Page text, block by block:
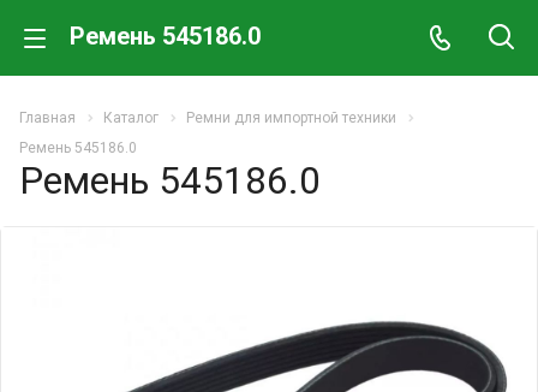
Ремень 545186.0
Главная Каталог
Ремни для импортной техники
Ремень 545186.0
Ремень 545186.0